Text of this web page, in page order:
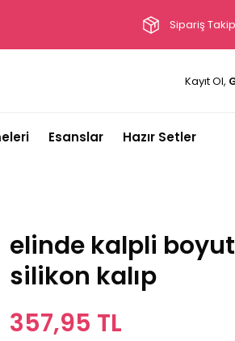
Sipariş Takip
Kayıt Ol,
Esanslar Hazır Setler
elinde kalpli
silikon kalıp
357,95 TL